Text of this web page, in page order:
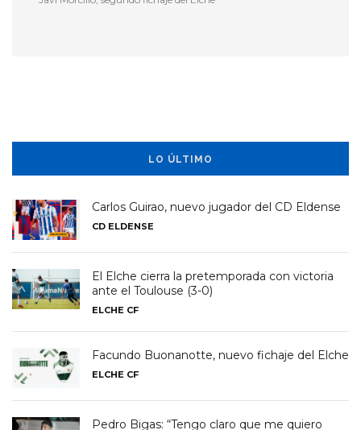
LO ÚLTIMO
Carlos Guirao, nuevo jugador del CD Eldense
CD ELDENSE
El Elche cierra la pretemporada con victoria
ante el Toulouse (3-0)
ELCHE CF
Facundo Buonanotte, nuevo fichaje del Elche
ELCHE CF
Pedro Bigas: “Tengo claro que me quiero